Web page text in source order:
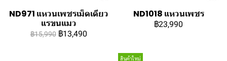
ND971 แหวนเพชรเม็ดเดียว
แรขนแมว
฿15,990 ฿13,490
ND1018 แหวนเพชร
฿23,990
สินค้าใหม่